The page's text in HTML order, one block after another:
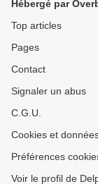
Hébergé par
Top articles
Pages
Contact
Signaler un abus
C.G.U.
Cookies et
Préférences
Voir le profil de